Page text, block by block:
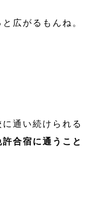
広がるもんね。
通い続けられる
許合宿に通うこと